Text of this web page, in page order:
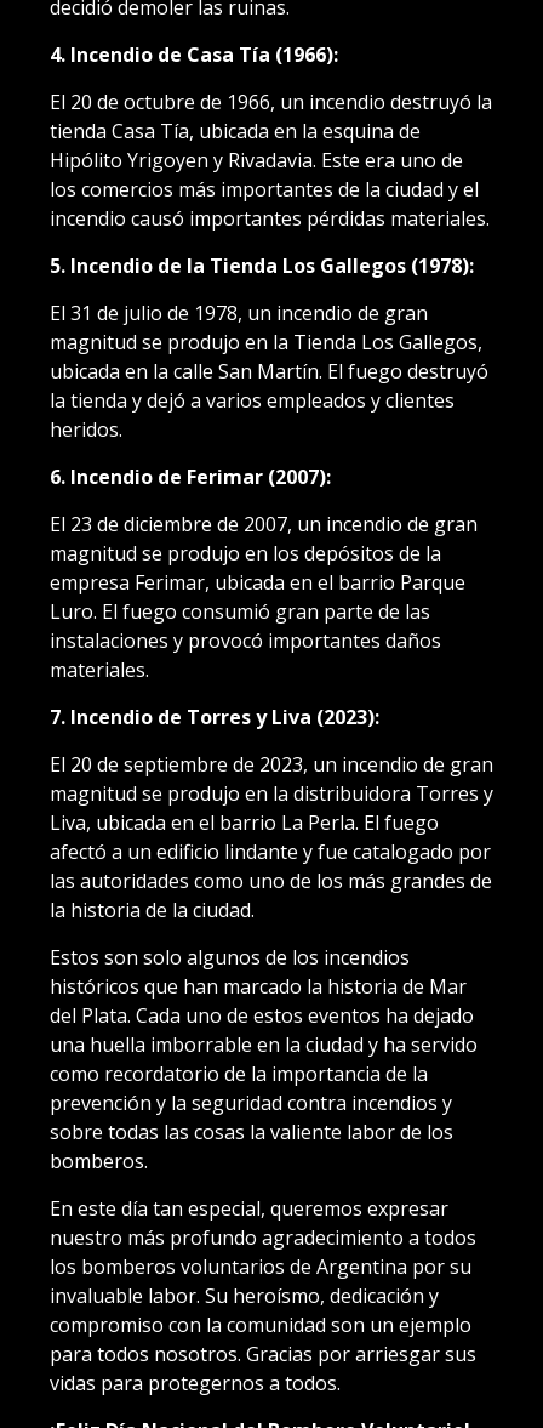
decidió demoler las ruinas.
4. Incendio de Casa Tía (1966):
El 20 de octubre de 1966, un incendio destruyó la
tienda Casa Tía, ubicada en la esquina de
Hipólito Yrigoyen y Rivadavia. Este era uno de
los comercios más importantes de la ciudad y el
incendio causó importantes pérdidas materiales.
5. Incendio de la Tienda Los Gallegos (1978):
El 31 de julio de 1978, un incendio de gran
magnitud se produjo en la Tienda Los Gallegos,
ubicada en la calle San Martín. El fuego destruyó
la tienda y dejó a varios empleados y clientes
heridos.
6. Incendio de Ferimar (2007):
El 23 de diciembre de 2007, un incendio de gran
magnitud se produjo en los depósitos de la
empresa Ferimar, ubicada en el barrio Parque
Luro. El fuego consumió gran parte de las
instalaciones y provocó importantes daños
materiales.
7. Incendio de Torres y Liva (2023):
El 20 de septiembre de 2023, un incendio de gran
magnitud se produjo en la distribuidora Torres y
Liva, ubicada en el barrio La Perla. El fuego
afectó a un edificio lindante y fue catalogado por
las autoridades como uno de los más grandes de
la historia de la ciudad.
Estos son solo algunos de los incendios
históricos que han marcado la historia de Mar
del Plata. Cada uno de estos eventos ha dejado
una huella imborrable en la ciudad y ha servido
como recordatorio de la importancia de la
prevención y la seguridad contra incendios y
sobre todas las cosas la valiente labor de los
bomberos.
En este día tan especial, queremos expresar
nuestro más profundo agradecimiento a todos
los bomberos voluntarios de Argentina por su
invaluable labor. Su heroísmo, dedicación y
compromiso con la comunidad son un ejemplo
para todos nosotros. Gracias por arriesgar sus
vidas para protegernos a todos.